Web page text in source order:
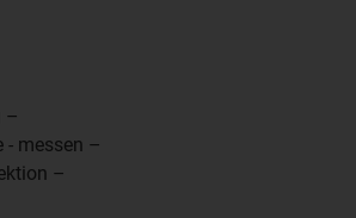
–
messen –
–